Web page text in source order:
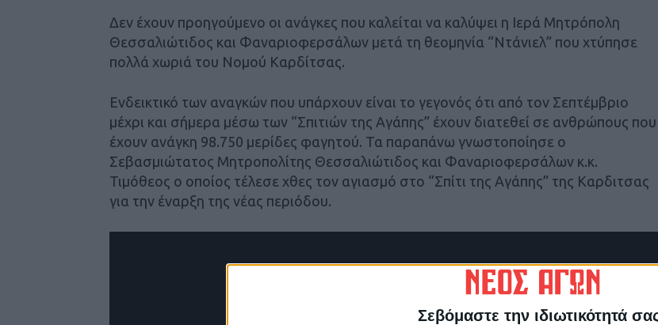
Σεβόμαστε την ιδιωτικότητά
Δεν έχουν προηγούμενο οι ανάγκες που καλείται να καλύψει η Ιερά Μητρόπολη
Θεσσαλιώτιδος και Φαναριοφερσάλων μετά τη θεομηνία “Ντάνιελ” που χτύπησε
πολλά χωριά του Νομού Καρδίτσας.
Ενδεικτικό των αναγκών που υπάρχουν είναι το γεγονός ότι από τον Σεπτέμβριο
μέχρι και σήμερα μέσω των “Σπιτιών της Αγάπης” έχουν διατεθεί σε ανθρώπους που
έχουν ανάγκη 98.750 μερίδες φαγητού. Τα παραπάνω γνωστοποίησε ο
Σεβασμιώτατος Μητροπολίτης Θεσσαλιώτιδος και Φαναριοφερσάλων κ.κ.
Τιμόθεος o οποίος τέλεσε χθες τον αγιασμό στο “Σπίτι της Αγάπης” της Καρδιτσας
για την έναρξη της νέας περιόδου.